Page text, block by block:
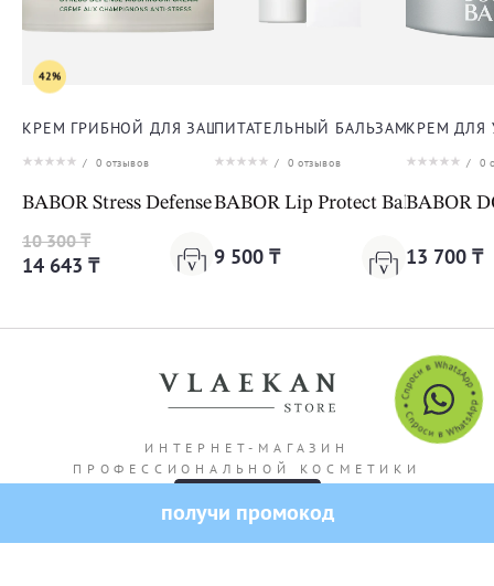
42%
КРЕМ ГРИБНОЙ ДЛЯ ЗАЩИТЫ ОТ СТРЕССА ДЛЯ ЛИЦА
/ 0 отзывов
BABOR Stress Defense Mushroom Cream
10 300 ₸
14 643 ₸
ПИТАТЕЛЬНЫЙ БАЛЬЗАМ ДЛЯ ГУБ
/ 0 отзывов
BABOR Lip Protect Balm
9 500 ₸
КРЕМ ДЛЯ
/ 0
BABOR
13 700 ₸
ИНТЕРНЕТ-МАГАЗИН
ПРОФЕССИОНАЛЬНОЙ КОСМЕТИКИ
получи промокод